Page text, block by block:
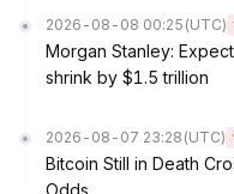
2026-08-08 00:25 (UTC)
Morgan Stanley:
shrink by $1.5 trillion
2026-08-07 23:28 (UTC)
Bitcoin Still in Death
Odds